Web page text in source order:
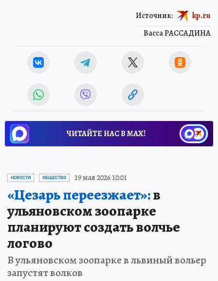
Васса РАССАДИНА
Источник: kp.ru
ЧИТАЙТЕ НАС В МАХ!
НОВОСТИ ОБЩЕСТВО 19 мая 2026 10:01
«Цезарь переезжает»:в
ульяновском зоопарке
планируют создать волчье
логово
В ульяновском зоопарке в львиный вольер
запустят волков